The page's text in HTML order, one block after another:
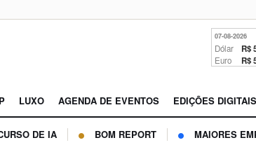
07-08-2026
Dólar R$
Euro R$
LUXO AGENDA DE EVENTOS EDIÇÕES DIGITAIS
DE IA BOM REPORT MAIORES